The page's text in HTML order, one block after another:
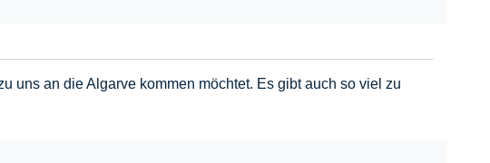
uns an die Algarve kommen möchtet. Es gibt auch so viel zu